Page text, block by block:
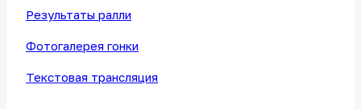
Результаты ралли
Фотогалерея гонки
Текстовая трансляция